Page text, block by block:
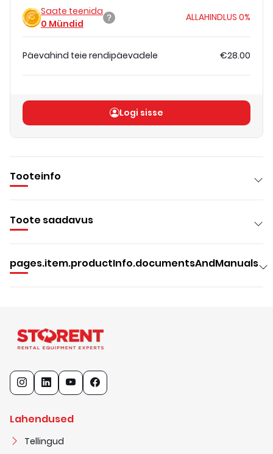
Saate teenida
0 Mündid
ALLAHINDLUS 0%
Päevahind teie rendipäevadele €28.00
Logi sisse
Tooteinfo
Toote saadavus
pages.item.productInfo.documentsAndManuals
Lahendused
Tellingud